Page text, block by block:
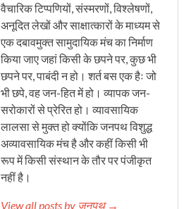
वैचारिक टिप्पणियों, संस्मरणों, विश्लेषणों,
अनूदित लेखों और साक्षात्कारों के माध्यम से
एक दबावमुक्त सामुदायिक मंच का निर्माण
किया जाए जहां किसी के छपने पर, कुछ भी
छपने पर, पाबंदी न हो। शर्त बस एक हैः जो
भी छपे, वह जन-हित में हो। व्यापक जन-
सरोकारों से प्रेरित हो। व्यावसायिक
लालसा से मुक्त हो क्योंकि जनपथ विशुद्ध
अव्यावसायिक मंच है और कहीं किसी भी
रूप में किसी संस्थान के तौर पर पंजीकृत
नहीं है।
View all posts by जनपथ →